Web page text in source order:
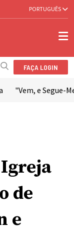
PORTUGUÊS
FAÇA LOGIN
"Vem, e Segue-
de
e